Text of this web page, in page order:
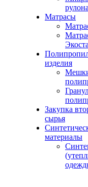
Матрасы
изделия
Закупка
сырья
материалы